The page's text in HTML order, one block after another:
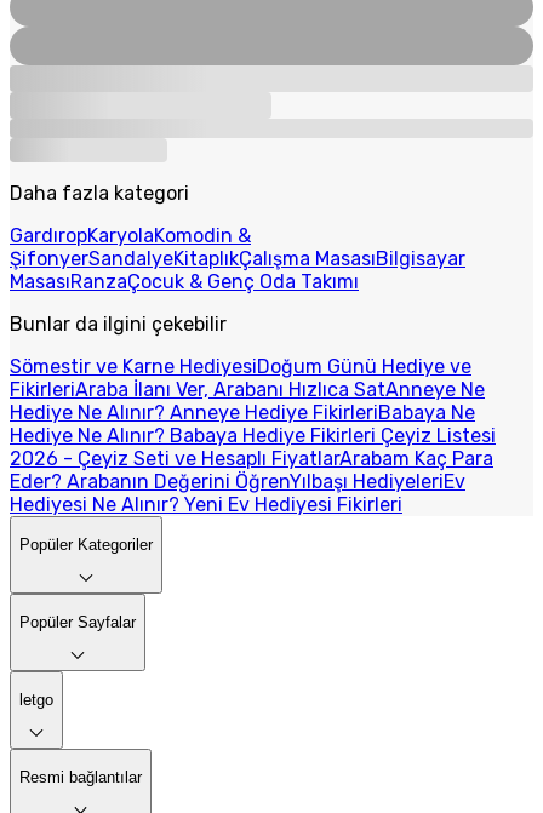
Daha fazla kategori
GardıropKaryolaKomodin &
ŞifonyerSandalyeKitaplıkÇalışma MasasıBilgisayar
MasasıRanzaÇocuk & Genç Oda Takımı
Bunlar da ilgini çekebilir
Sömestir ve Karne HediyesiDoğum Günü Hediye ve
FikirleriAraba İlanı Ver, Arabanı Hızlıca SatAnneye Ne
Hediye Ne Alınır? Anneye Hediye FikirleriBabaya Ne
Hediye Ne Alınır? Babaya Hediye Fikirleri Çeyiz Listesi
2026 - Çeyiz Seti ve Hesaplı FiyatlarArabam Kaç Para
Eder? Arabanın Değerini ÖğrenYılbaşı HediyeleriEv
Hediyesi Ne Alınır? Yeni Ev Hediyesi Fikirleri
Popüler Kategoriler
Popüler Sayfalar
letgo
Resmi bağlantılar